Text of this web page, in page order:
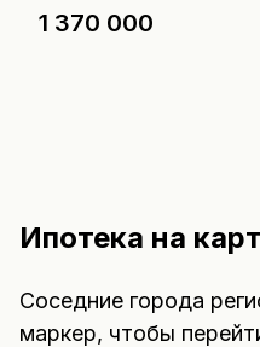
1 370 000
Ипотека на
Соседние города
маркер, чтобы